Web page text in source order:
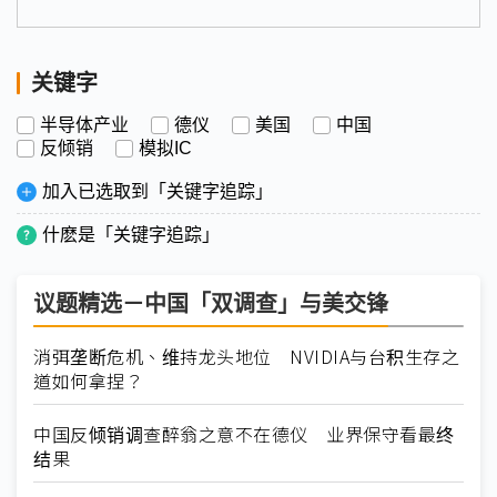
关键字
半导体产业 德仪 美国
中国
反倾销
模拟IC
加入已选取到「关键字追踪」
什麽是「关键字追踪」
议题精选－中国「双调查」与美交锋
消弭垄断危机、维持龙头地位 NVIDIA与台积生存之
道如何拿捏？
中国反倾销调查醉翁之意不在德仪 业界保守看最终
结果